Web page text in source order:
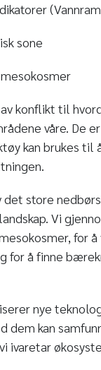
sone
konflikt til
våre. De
kan brukes
store
Vi
for
for å finne
nye
dem kan
ivaretar